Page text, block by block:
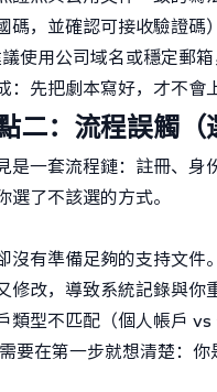
碼，並確認可接收驗證碼）
使用公司域名或穩定郵箱
：先把劇本寫好，才不會
二：流程誤觸（
是一套流程鏈：註冊、
選了不該選的方式。
沒有準備足夠的支持文件。
修改，導致系統記錄與你
類型不匹配（個人帳戶 vs
要在第一步就想清楚：